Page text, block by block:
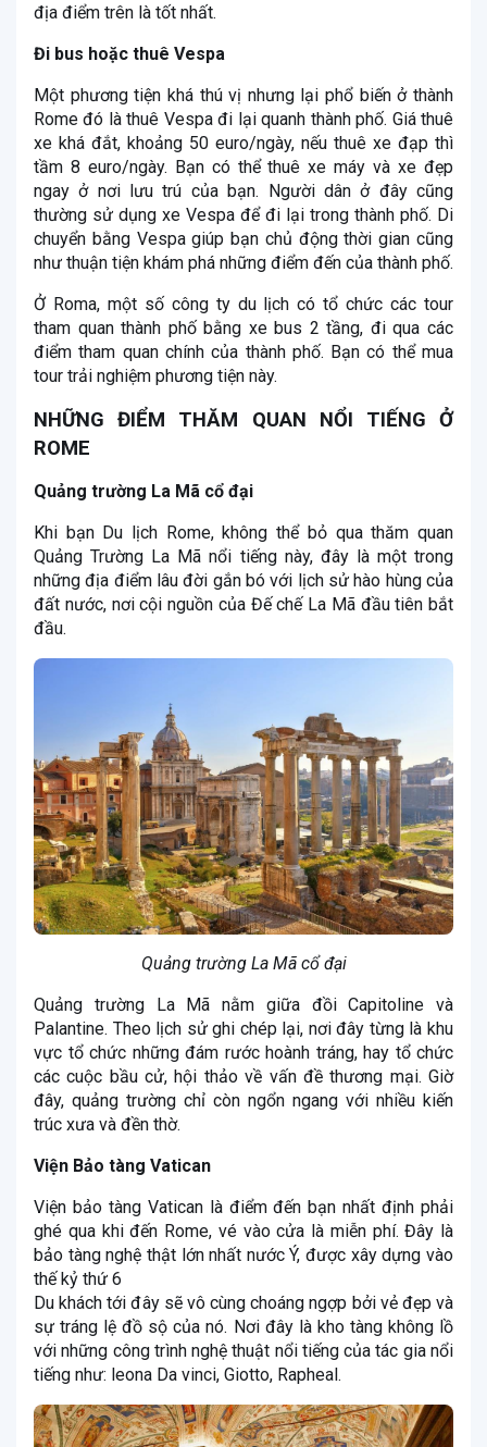
địa điểm trên là tốt nhất.
Đi bus hoặc thuê Vespa
Một phương tiện khá thú vị nhưng lại phổ biến ở thành
Rome đó là thuê Vespa đi lại quanh thành phố. Giá thuê
xe khá đắt, khoảng 50 euro/ngày, nếu thuê xe đạp thì
tầm 8 euro/ngày. Bạn có thể thuê xe máy và xe đẹp
ngay ở nơi lưu trú của bạn. Người dân ở đây cũng
thường sử dụng xe Vespa để đi lại trong thành phố. Di
chuyển bằng Vespa giúp bạn chủ động thời gian cũng
như thuận tiện khám phá những điểm đến của thành phố.
Ở Roma, một số công ty du lịch có tổ chức các tour
tham quan thành phố bằng xe bus 2 tầng, đi qua các
điểm tham quan chính của thành phố. Bạn có thể mua
tour trải nghiệm phương tiện này.
NHỮNG ĐIỂM THĂM QUAN NỔI TIẾNG Ở
ROME
Quảng trường La Mã cổ đại
Khi bạn Du lịch Rome, không thể bỏ qua thăm quan
Quảng Trường La Mã nổi tiếng này, đây là một trong
những địa điểm lâu đời gắn bó với lịch sử hào hùng của
đất nước, nơi cội nguồn của Đế chế La Mã đầu tiên bắt
đầu.
Quảng trường La Mã cổ đại
Quảng trường La Mã nằm giữa đồi Capitoline và
Palantine. Theo lịch sử ghi chép lại, nơi đây từng là khu
vực tổ chức những đám rước hoành tráng, hay tổ chức
các cuộc bầu cử, hội thảo về vấn đề thương mại. Giờ
đây, quảng trường chỉ còn ngổn ngang với nhiều kiến
trúc xưa và đền thờ.
Viện Bảo tàng Vatican
Viện bảo tàng Vatican là điểm đến bạn nhất định phải
ghé qua khi đến Rome, vé vào cửa là miễn phí. Đây là
bảo tàng nghệ thật lớn nhất nước Ý, được xây dựng vào
thế kỷ thứ 6
Du khách tới đây sẽ vô cùng choáng ngợp bởi vẻ đẹp và
sự tráng lệ đồ sộ của nó. Nơi đây là kho tàng không lồ
với những công trình nghệ thuật nổi tiếng của tác gia nổi
tiếng như: leona Da vinci, Giotto, Rapheal.